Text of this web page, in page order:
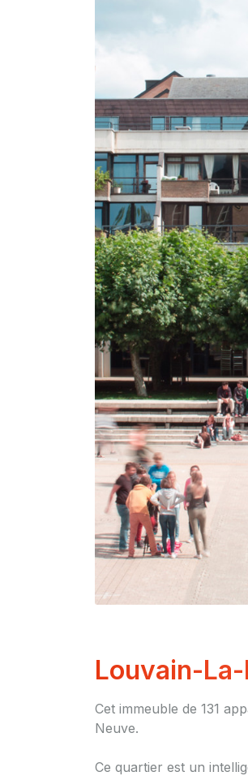
Louvain-
Cet immeuble de 131
Neuve.
Ce quartier est un